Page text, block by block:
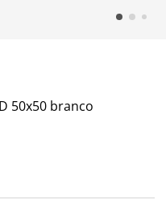
50x50 branco